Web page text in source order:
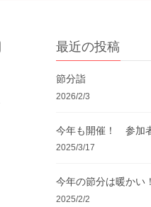
最近の投稿
節分詣
2026/2/3
今年も開催！ 参加
2025/3/17
今年の節分は暖かい！
2025/2/2